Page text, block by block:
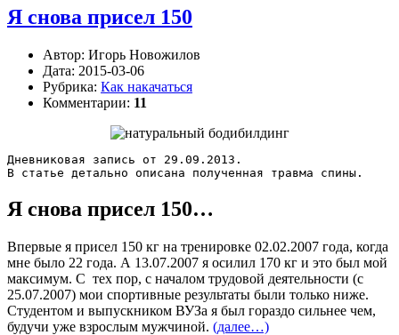
Я снова присел 150
Автор: Игорь Новожилов
Дата: 2015-03-06
Рубрика: Как накачаться
Комментарии: 11
Дневниковая запись от 29.09.2013.
В статье детально описана полученная травма спины.
Я снова присел 150…
Впервые я присел 150 кг на тренировке 02.02.2007 года, когда
мне было 22 года. А 13.07.2007 я осилил 170 кг и это был мой
максимум. С тех пор, с началом трудовой деятельности (с
25.07.2007) мои спортивные результаты были только ниже.
Студентом и выпускником ВУЗа я был гораздо сильнее чем,
будучи уже взрослым мужчиной. (далее…)